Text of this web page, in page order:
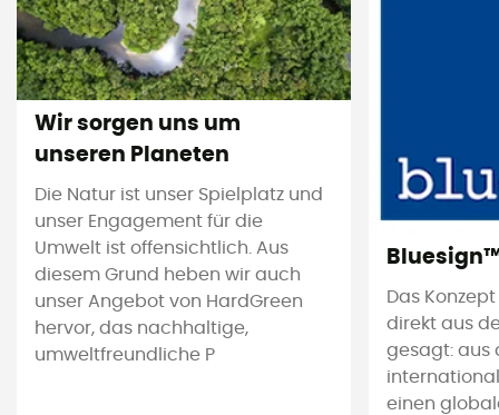
Wir sorgen uns um
unseren Planeten
Die Natur ist unser Spielplatz und
unser Engagement für die
Umwelt ist offensichtlich. Aus
diesem Grund heben wir auch
unser Angebot von HardGreen
hervor, das nachhaltige,
umweltfreundliche P
Das
direkt aus
gesagt: aus
einen